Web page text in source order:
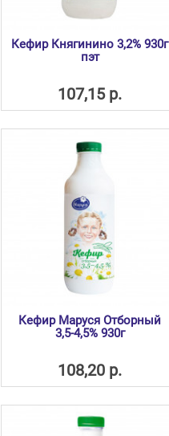
Кефир Княгинино 3,2% 930г
пэт
107,15 р.
Кефир Маруся Отборный
3,5-4,5% 930г
108,20 р.